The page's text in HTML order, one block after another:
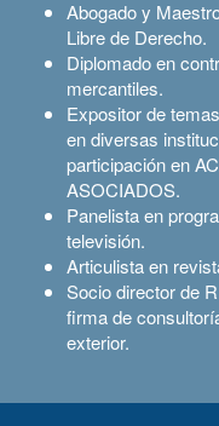
Abogado y
Libre de Derecho.
Diplomado en
mercantiles.
Expositor de
en diversas
participación en
ASOCIADOS.
Panelista en
televisión.
Articulista en
Socio director de
firma de
exterior.